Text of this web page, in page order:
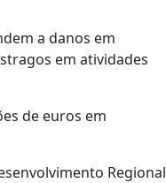
a danos em
em atividades
de euros em
Regional